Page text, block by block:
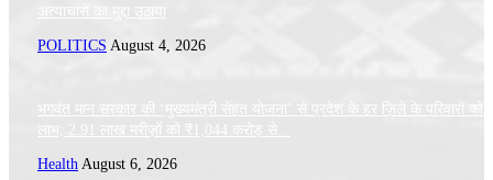
अत्याचारों का मुद्दा उठाया
POLITICS August 4, 2026
भगवंत मान सरकार की ‘मुख्यमंत्री सेहत योजना’ से प्रदेश के हर ज़िले के परिवारों को
लाभ; 2.91 लाख मरीज़ों को ₹1,044 करोड़ से...
Health August 6, 2026